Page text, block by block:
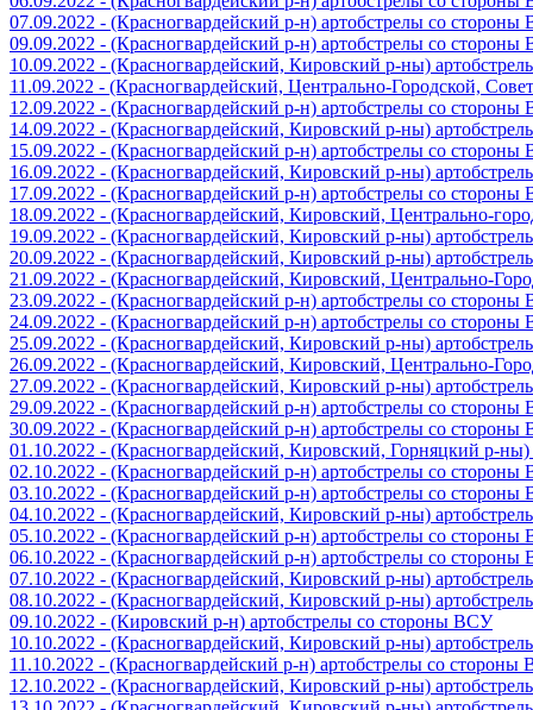
07.09.2022 - (Красногвардейский р-н) артобстрелы со
09.09.2022 - (Красногвардейский р-н) артобстрелы со
10.09.2022 - (Красногвардейский, Кировский р-ны)
11.09.2022 - (Красногвардейский, Центрально-Городской,
12.09.2022 - (Красногвардейский р-н) артобстрелы со
14.09.2022 - (Красногвардейский, Кировский р-ны)
15.09.2022 - (Красногвардейский р-н) артобстрелы со
16.09.2022 - (Красногвардейский, Кировский р-ны)
17.09.2022 - (Красногвардейский р-н) артобстрелы со
18.09.2022 - (Красногвардейский, Кировский, Центрально-
19.09.2022 - (Красногвардейский, Кировский р-ны)
20.09.2022 - (Красногвардейский, Кировский р-ны)
21.09.2022 - (Красногвардейский, Кировский, Центрально-
23.09.2022 - (Красногвардейский р-н) артобстрелы со
24.09.2022 - (Красногвардейский р-н) артобстрелы со
25.09.2022 - (Красногвардейский, Кировский р-ны)
26.09.2022 - (Красногвардейский, Кировский, Центрально-
27.09.2022 - (Красногвардейский, Кировский р-ны)
29.09.2022 - (Красногвардейский р-н) артобстрелы со
30.09.2022 - (Красногвардейский р-н) артобстрелы со
01.10.2022 - (Красногвардейский, Кировский, Горняцкий р-
02.10.2022 - (Красногвардейский р-н) артобстрелы со
03.10.2022 - (Красногвардейский р-н) артобстрелы со
04.10.2022 - (Красногвардейский, Кировский р-ны)
05.10.2022 - (Красногвардейский р-н) артобстрелы со
06.10.2022 - (Красногвардейский р-н) артобстрелы со
07.10.2022 - (Красногвардейский, Кировский р-ны)
08.10.2022 - (Красногвардейский, Кировский р-ны)
09.10.2022 - (Кировский р-н) артобстрелы со стороны ВСУ
10.10.2022 - (Красногвардейский, Кировский р-ны)
11.10.2022 - (Красногвардейский р-н) артобстрелы со стороны
12.10.2022 - (Красногвардейский, Кировский р-ны)